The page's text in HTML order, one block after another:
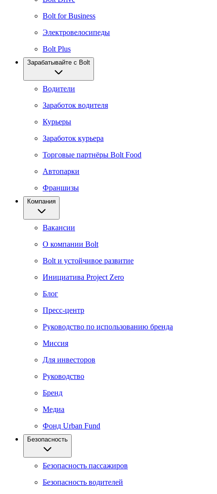
Bolt for Business
Электровелосипеды
Bolt Plus
Зарабатывайте с Bolt
Водители
Заработок водителя
Курьеры
Заработок курьера
Торговые партнёры Bolt Food
Автопарки
Франшизы
Компания
Вакансии
О компании Bolt
Bolt и устойчивое развитие
Инициатива Project Zero
Блог
Пресс-центр
Руководство по использованию бренда
Миссия
Для инвесторов
Руководство
Бренд
Медиа
Фонд Urban Fund
Безопасность
Безопасность пассажиров
Безопасность водителей